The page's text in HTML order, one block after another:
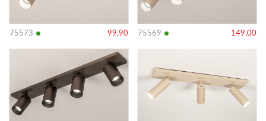
75573 • 99,90 75569 • 149,00
Bekijk
Bekijk